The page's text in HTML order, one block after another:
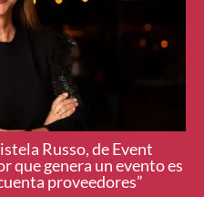
Russo, de Event
que genera un evento es
proveedores”